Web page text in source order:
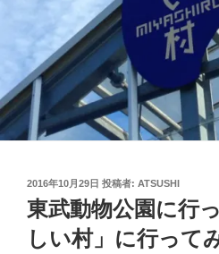
投
稿
日:
2016年10月29日 投稿者: ATSUSHI
東武動物公園に行
しい村」に行って